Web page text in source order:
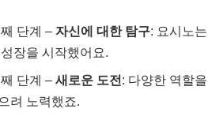
단계 – 자신에 대한 탐구: 요시노
장을 시작했어요.
단계 – 새로운 도전: 다양한 역할
려 노력했죠.